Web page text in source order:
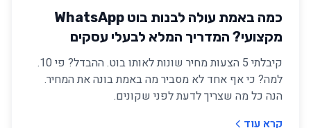
כמה באמת עולה לבנות בוט WhatsApp
מקצועי? המדריך המלא לבעלי עסקים
(2025)
קיבלתי 5 הצעות מחיר שונות לאותו בוט. ההבדל? פי 10.
למה? כי אף אחד לא מסביר מה באמת בונה את המחיר.
הנה כל מה שצריך לדעת לפני שקונים.
קרא עוד